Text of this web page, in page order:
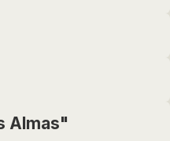
Almas"